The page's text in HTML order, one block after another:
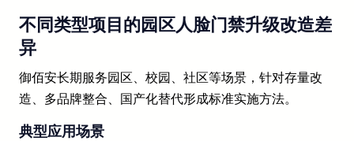
不同类型项目的园区人脸门禁升级改造差
异
御佰安长期服务园区、校园、社区等场景，针对存量改
造、多品牌整合、国产化替代形成标准实施方法。
典型应用场景